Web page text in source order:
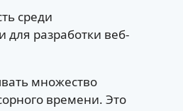
среди
разработки веб-
множество
времени. Это